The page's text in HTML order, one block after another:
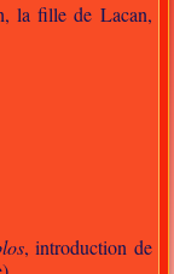
la fille de Lacan,
, introduction de